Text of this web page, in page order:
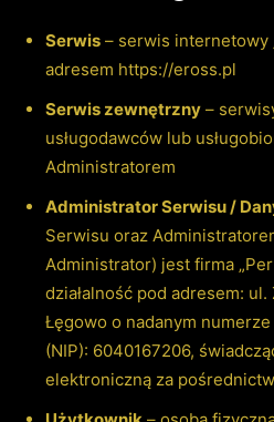
Serwis – serwis internetowy
adresem https://eross.pl
Serwis zewnętrzny –
usługodawców lub
Administratorem
Administrator Serwisu /
Serwisu oraz
Administrator) jest firma
działalność pod adresem:
Łęgowo o nadanym
(NIP): 6040167206,
elektroniczną za